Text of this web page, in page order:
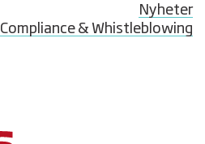
Nyheter
Compliance & Whistleblowing